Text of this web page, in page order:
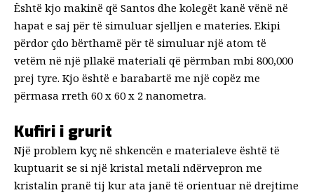
Është kjo makinë që Santos dhe kolegët kanë vënë në
hapat e saj për të simuluar sjelljen e materies. Ekipi
përdor çdo bërthamë për të simuluar një atom të
vetëm në një pllakë materiali që përmban mbi 800,000
prej tyre. Kjo është e barabartë me një copëz me
përmasa rreth 60 x 60 x 2 nanometra.
Kufiri i grurit
Një problem kyç në shkencën e materialeve është të
kuptuarit se si një kristal metali ndërvepron me
kristalin pranë tij kur ata janë të orientuar në drejtime